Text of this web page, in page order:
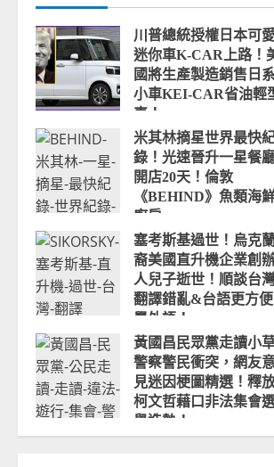
可愛迷你車K-
將生產製造銷售日
省油輕型車！
川普總統授權日本可
迷你車K-CAR上路！
國將生產製造銷售日
小車KEI-CAR省油輕
車！
2025-12-04
米其林摘星世界最快
錄！光速晉升一星餐
開店20天！倫敦
《BEHIND》魚類海
廚房
2025-09-23
塞考斯基過世！烏克蘭
裔美國直升機企業創
人兒子逝世！順談台
翻譯錯亂&台語更方便
學外語！
2025-09-22
黃國昌民眾黨走讀小
警察警民衝突，網友
見迷因梗圖精選！釋
柯文哲藉口非法集會
舉造勢！